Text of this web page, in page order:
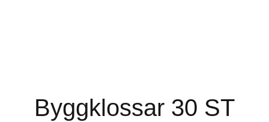
Byggklossar 30 ST